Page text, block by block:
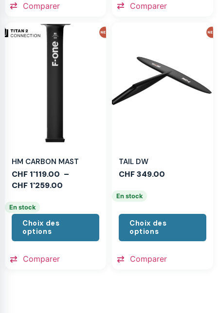
Comparer Comparer
HM CARBON MAST
CHF 1'119.00 –
CHF 1'259.00
En stock
Choix des
options
Comparer
TAIL DW
CHF349.00
En stock
Choix des
options
Comparer